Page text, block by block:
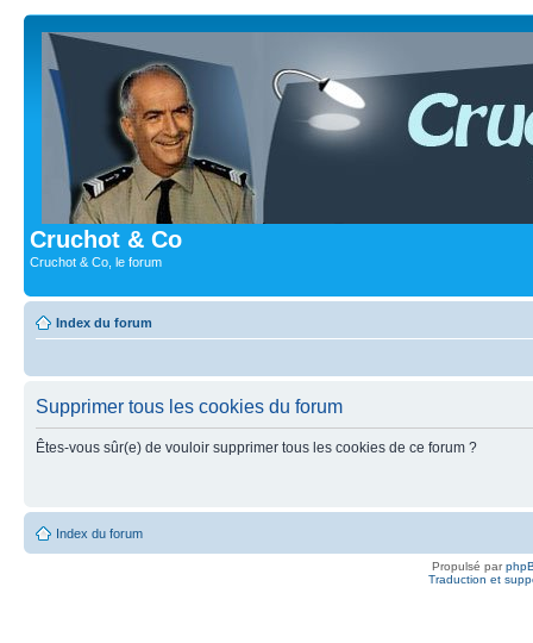
Cruchot & Co
Cruchot & Co, le forum
Index du forum
Supprimer tous les cookies du forum
Êtes-vous sûr(e) de vouloir supprimer tous les cookies de ce forum ?
Index du forum
Propulsé par
Traduction et